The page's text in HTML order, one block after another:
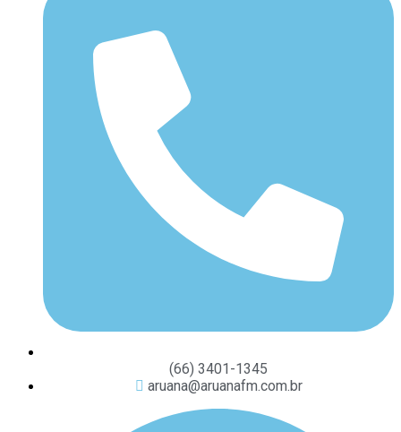
(66) 3401-1345
aruana@aruanafm.com.br